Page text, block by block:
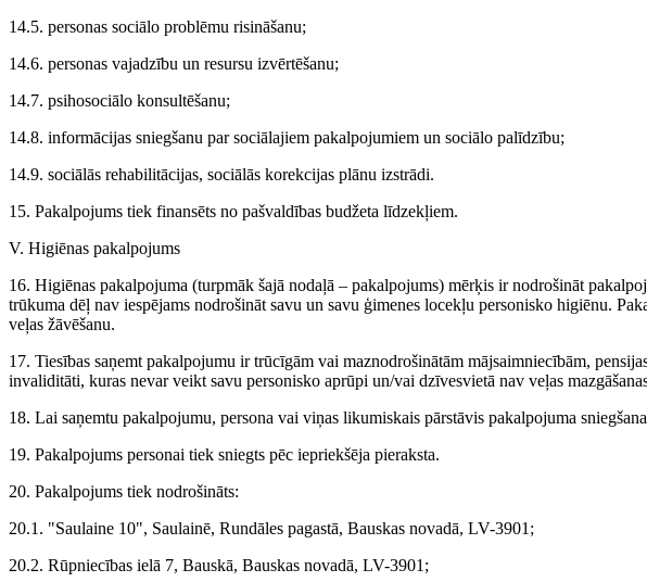
14.5. personas sociālo problēmu risināšanu;
14.6. personas vajadzību un resursu izvērtēšanu;
14.7. psihosociālo konsultēšanu;
14.8. informācijas sniegšanu par sociālajiem pakalpojumiem un sociālo palīdzību;
14.9. sociālās rehabilitācijas, sociālās korekcijas plānu izstrādi.
15. Pakalpojums tiek finansēts no pašvaldības budžeta līdzekļiem.
V. Higiēnas pakalpojums
16. Higiēnas pakalpojuma (turpmāk šajā nodaļā – pakalpojums) mērķis ir nodrošināt
trūkuma dēļ nav iespējams nodrošināt savu un savu ģimenes locekļu personisko higiēnu.
veļas žāvēšanu.
17. Tiesības saņemt pakalpojumu ir trūcīgām vai maznodrošinātām mājsaimniecībām,
invaliditāti, kuras nevar veikt savu personisko aprūpi un/vai dzīvesvietā nav veļas
18. Lai saņemtu pakalpojumu, persona vai viņas likumiskais pārstāvis pakalpojuma
19. Pakalpojums personai tiek sniegts pēc iepriekšēja pieraksta.
20. Pakalpojums tiek nodrošināts:
20.1. "Saulaine 10", Saulainē, Rundāles pagastā, Bauskas novadā, LV-3901;
20.2. Rūpniecības ielā 7, Bauskā, Bauskas novadā, LV-3901;